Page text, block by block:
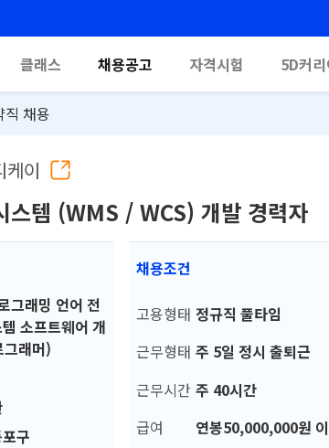
클래스 채용공고 자격시험 5D커
직 채용
케이
스템 (WMS / WCS) 개발 경력자
그래밍 언어 전
소프트웨어 개
래머)
구
채용조건
고용형태 정규직 풀타임
근무형태 주 5일 정시 출퇴근
근무시간 주 40시간
급여
연봉50,000,000원